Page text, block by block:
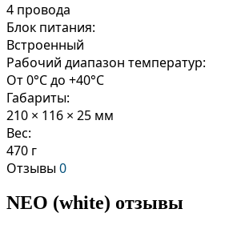
4 провода
Блок питания:
Встроенный
Рабочий диапазон температур:
От 0°C до +40°C
Габариты:
210 × 116 × 25 мм
Вес:
470 г
Отзывы0
NEO (white) отзывы